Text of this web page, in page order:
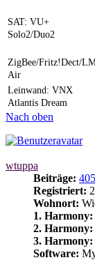
SAT: VU+
Solo2/Duo2
ZigBee/Fritz!Dect/
Air
Leinwand: VNX
Atlantis Dream
Nach oben
wtuppa
Beiträge: 405
Registriert:
Wohnort:
1. Harmony:
2. Harmony:
3. Harmony:
Software: